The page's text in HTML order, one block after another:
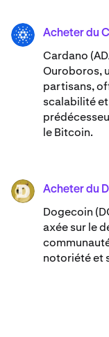
ADA Acheter du
Cardano
Ouroboros,
partisans,
scalabilité
le Bitcoin.
DOGE Acheter du
Dogecoin
axée sur le
notoriété et